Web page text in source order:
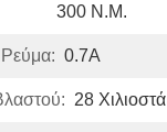
300 Ν.μ.
Ρεύμα: 0.7Α
28 Χιλιοστά